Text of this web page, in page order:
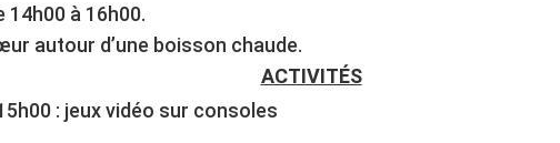
14h00 à 16h00.
autour d’une boisson chaude.
ACTIVITÉS
: jeux vidéo sur consoles